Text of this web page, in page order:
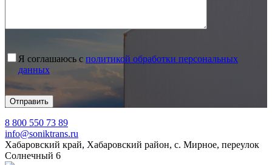
Я соглашаюсь с политикой обработки персональных
данных
8 800 550 73 89
info@soniktrans.ru
Хабаровский край, Хабаровский район, с. Мирное, переулок
Солнечный 6